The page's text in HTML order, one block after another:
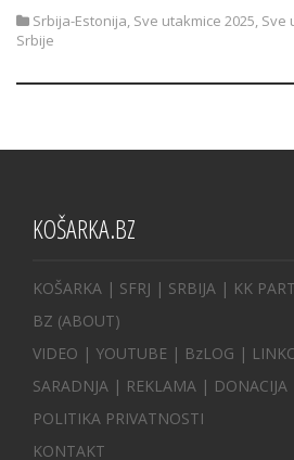
Srbija-Estonija, Sve utakmice 2025, Sve
Srbije
KOŠARKA.BZ
KOŠARKA | SFRJ | SRBIJA | KK
BZ (ABOUT)
VIDEO | YOUTUBE | BzLOG |
SARADNJA | REKLAMA | DONACIJA
POLITIKA PRIVATNOSTI
KONTAKT